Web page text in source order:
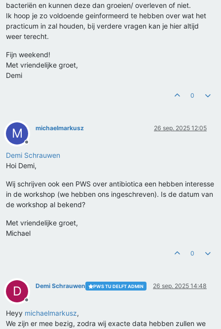
bacteriën en kunnen deze dan groeien/ overleven of niet.
Ik hoop je zo voldoende geinformeerd te hebben over wat het
practicum in zal houden, bij verdere vragen kan je hier altijd
weer terecht.
Fijn weekend!
Met vriendelijke groet,
Demi
0
M
Offline
michaelmarkusz 26 sep. 2025 12:05
Demi Schrauwen
Hoi Demi,
Wij schrijven ook een PWS over antibiotica een hebben interesse
in de workshop (we hebben ons ingeschreven). Is de datum van
de workshop al bekend?
Met vriendelijke groet,
Michael
0
D
Offline
Demi Schrauwen PWS TU DELFT ADMIN 26 sep. 2025 14:48
Heyy michaelmarkusz,
We zijn er mee bezig, zodra wij exacte data hebben zullen we